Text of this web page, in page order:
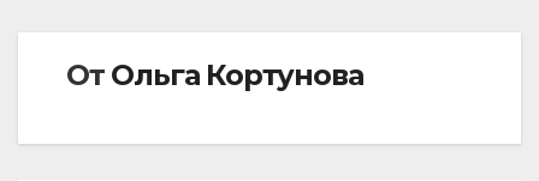
От Ольга Кортунова